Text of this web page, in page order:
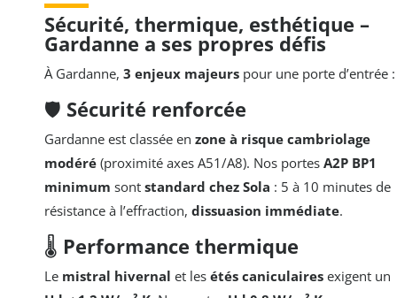
Sécurité, thermique, esthétique –
Gardanne a ses propres défis
À Gardanne, 3 enjeux majeurs pour une porte d’entrée :
🛡️ Sécurité renforcée
Gardanne est classée en zone à risque cambriolage
modéré (proximité axes A51/A8). Nos portes A2P BP1
minimum sont standard chez Sola : 5 à 10 minutes de
résistance à l’effraction, dissuasion immédiate.
🌡️ Performance thermique
Le mistral hivernal et les étés caniculaires exigent un